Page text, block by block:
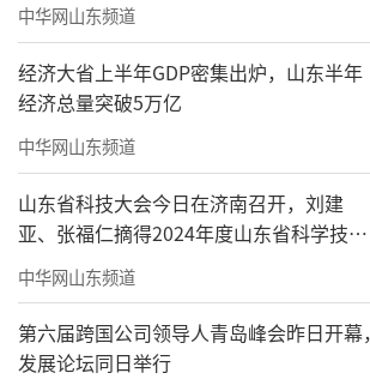
蓬莱，目前由太原美时康医药
股50.54%。
“烟台工信”官方公众号
息显示，华泰制药创建于1992
生产、销售于一体的国家高新
主导产品注射用盐酸罂粟碱，国
超过50%，国内排名第一。
营业收入13.80亿元，上缴税金
蓬莱纳税贡献企业榜首。
中华网山东频道
经济大省上半年GDP密集出炉，山东半年
经济总量突破5万亿
中华网山东频道
山东省科技大会今日在济南召开，刘建
亚、张福仁摘得2024年度山东省科学技术
奖最高奖！
中华网山东频道
第六届跨国公司领导人青岛峰会昨日开
发展论坛同日举行